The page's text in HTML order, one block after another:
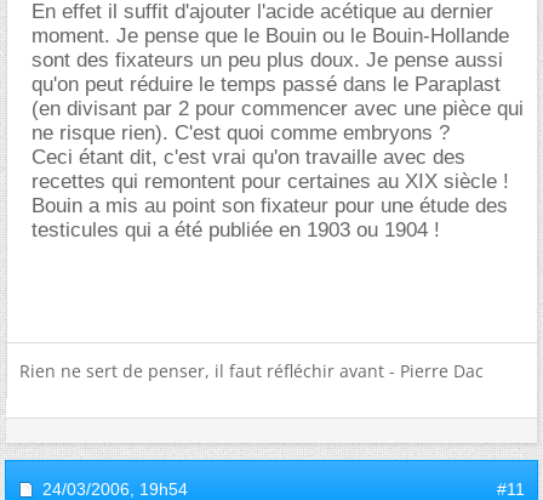
En effet il suffit d'ajouter l'acide acétique au dernier
moment. Je pense que le Bouin ou le Bouin-Hollande
sont des fixateurs un peu plus doux. Je pense aussi
qu'on peut réduire le temps passé dans le Paraplast
(en divisant par 2 pour commencer avec une pièce qui
ne risque rien). C'est quoi comme embryons ?
Ceci étant dit, c'est vrai qu'on travaille avec des
recettes qui remontent pour certaines au XIX siècle !
Bouin a mis au point son fixateur pour une étude des
testicules qui a été publiée en 1903 ou 1904 !
Rien ne sert de penser, il faut réfléchir avant - Pierre Dac
24/03/2006, 19h54 #11